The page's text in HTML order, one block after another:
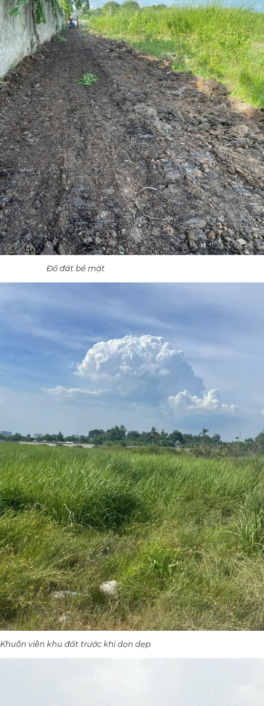
Đổ đất bề mặt
Khuôn viên khu đất trước khi dọn dẹp